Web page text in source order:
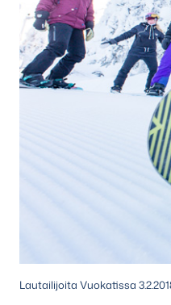
Lautailijoita Vuokatissa